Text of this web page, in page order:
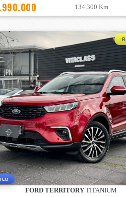
134.300 Km
FORD TERRITORYTITANIUM